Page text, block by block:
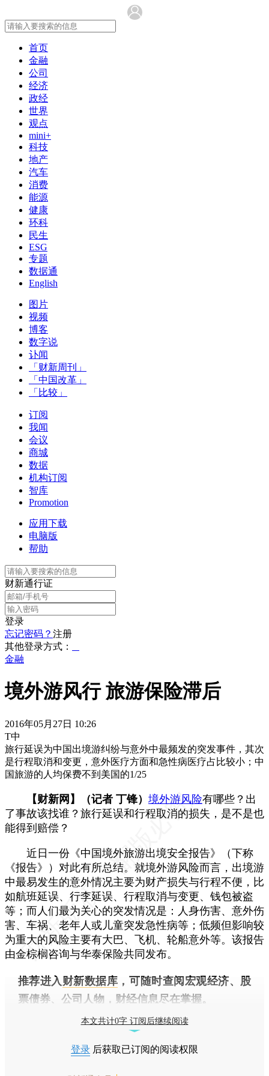
首页
金融
公司
经济
政经
世界
观点
mini+
科技
地产
汽车
消费
能源
健康
环科
民生
ESG
专题
数据通
English
图片
视频
博客
数字说
讣闻
「财新周刊」
「中国改革」
「比较」
订阅
我闻
会议
商城
数据
机构订阅
智库
Promotion
应用下载
电脑版
帮助
财新通行证
登录
忘记密码？ 注册
其他登录方式：
金融
境外游风行 旅游保险滞后
2016年05月27日 10:26
T中
旅行延误为中国出境游纠纷与意外中最频发的突发事件，其次
是行程取消和变更，意外医疗方面和急性病医疗占比较小；中
国旅游的人均保费不到美国的1/25
【财新网】（记者 丁锋） 境外游风险有哪些？出
了事故该找谁？旅行延误和行程取消的损失，是不是也
能得到赔偿？
近日一份《中国境外旅游出境安全报告》（下称
《报告》）对此有所总结。就境外游风险而言，出境游
中最易发生的意外情况主要为财产损失与行程不便，比
如航班延误、行李延误、行程取消与变更、钱包被盗
等；而人们最为关心的突发情况是：人身伤害、意外伤
害、车祸、老年人或儿童突发急性病等；低频但影响较
为重大的风险主要有大巴、飞机、轮船意外等。该报告
由金棕榈咨询与华泰保险共同发布。
推荐进入 财新数据库 ，可随时查阅宏观经济、股
票债券、公司人物，财经信息尽在掌握。
本文共计0字 订阅后继续阅读
登录 后获取已订阅的阅读权限